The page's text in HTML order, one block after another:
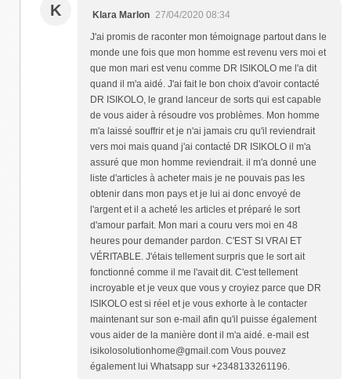
K Klara Marlon 27/04/2020 08:34
J'ai promis de raconter mon témoignage partout dans le
monde une fois que mon homme est revenu vers moi et
que mon mari est venu comme DR ISIKOLO me l'a dit
quand il m'a aidé. J'ai fait le bon choix d'avoir contacté
DR ISIKOLO, le grand lanceur de sorts qui est capable
de vous aider à résoudre vos problèmes. Mon homme
m'a laissé souffrir et je n'ai jamais cru qu'il reviendrait
vers moi mais quand j'ai contacté DR ISIKOLO il m'a
assuré que mon homme reviendrait. il m'a donné une
liste d'articles à acheter mais je ne pouvais pas les
obtenir dans mon pays et je lui ai donc envoyé de
l'argent et il a acheté les articles et préparé le sort
d'amour parfait. Mon mari a couru vers moi en 48
heures pour demander pardon. C'EST SI VRAI ET
VÉRITABLE. J'étais tellement surpris que le sort ait
fonctionné comme il me l'avait dit. C'est tellement
incroyable et je veux que vous y croyiez parce que DR
ISIKOLO est si réel et je vous exhorte à le contacter
maintenant sur son e-mail afin qu'il puisse également
vous aider de la manière dont il m'a aidé. e-mail est
isikolosolutionhome@gmail.com Vous pouvez
également lui Whatsapp sur +2348133261196.